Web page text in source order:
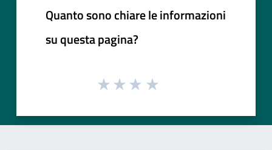
Quanto sono chiare le informazioni
su questa pagina?